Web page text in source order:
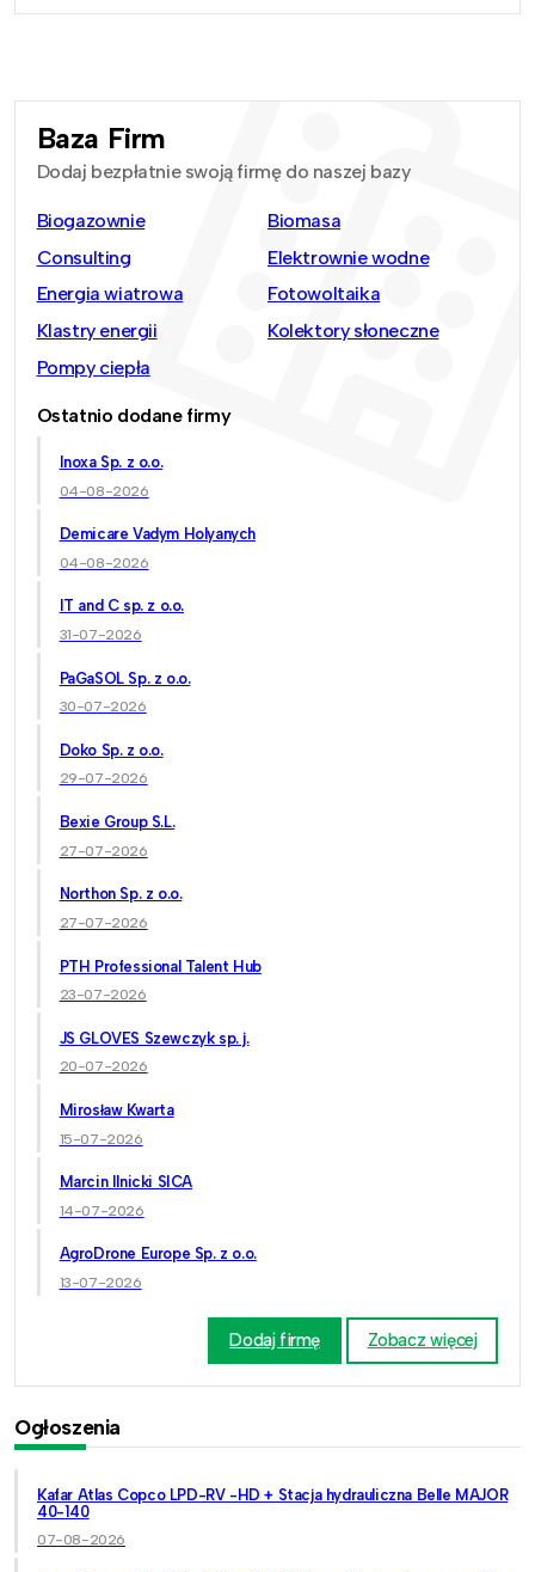
Baza Firm
Dodaj bezpłatnie swoją firmę do naszej bazy
Biogazownie
Biomasa
Consulting
Elektrownie wodne
Energia wiatrowa
Fotowoltaika
Klastry energii
Kolektory słoneczne
Pompy ciepła
Ostatnio dodane firmy
Inoxa Sp. z o.o.
04-08-2026
Demicare Vadym Holyanych
04-08-2026
IT and C sp. z o.o.
31-07-2026
PaGaSOL Sp. z o.o.
30-07-2026
Doko Sp. z o.o.
29-07-2026
Bexie Group S.L.
27-07-2026
Northon Sp. z o.o.
27-07-2026
PTH Professional Talent Hub
23-07-2026
JS GLOVES Szewczyk sp. j.
20-07-2026
Mirosław Kwarta
15-07-2026
Marcin Ilnicki SICA
14-07-2026
AgroDrone Europe Sp. z o.o.
13-07-2026
Dodaj firmę Zobacz więcej
Ogłoszenia
Kafar Atlas Copco LPD-RV -HD + Stacja hydrauliczna Belle MAJOR
40-140
07-08-2026